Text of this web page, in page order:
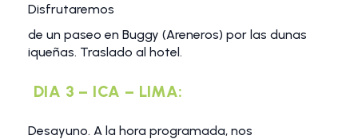
Disfrutaremos
de un paseo en Buggy (Areneros) por las dunas
iqueñas. Traslado al hotel.
DIA 3 – ICA – LIMA:
Desayuno. A la hora programada, nos